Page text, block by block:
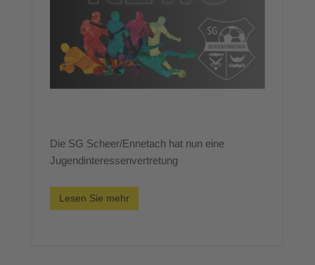
Die SG Scheer/Ennetach hat nun eine
Jugendinteressenvertretung
Lesen Sie mehr